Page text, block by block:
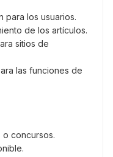
para los usuarios.
de los artículos.
sitios de
las funciones de
concursos.